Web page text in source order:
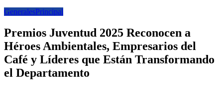
GeneralesPrincipal
Premios Juventud 2025 Reconocen a
Héroes Ambientales, Empresarios del
Café y Líderes que Están Transformando
el Departamento